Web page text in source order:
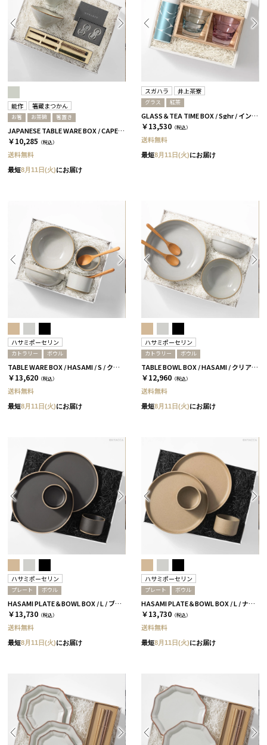
能作 箸蔵まつかん
お箸 お茶碗 箸置き
JAPANESE TABLE WARE BOX / CAPE / 茶碗+箸置き+箸 / 浅葱＆桜
￥10,285 （税込）
送料無料
最短8月11日(火)にお届け
スガハラ 井上茶寮
グラス 紅茶
GLASS＆TEA TIME BOX / Sghr / インディゴ＆ワインレッド
￥13,530 （税込）
送料無料
最短8月11日(火)にお届け
ハサミポーセリン
カトラリー ボウル
TABLE WARE BOX / HASAMI / S / クリア［ハサミポーセリン］
￥13,620 （税込）
送料無料
最短8月11日(火)にお届け
ハサミポーセリン
カトラリー ボウル
TABLE BOWL BOX / HASAMI / クリア［ハサミポーセリン］
￥12,960 （税込）
送料無料
最短8月11日(火)にお届け
ハサミポーセリン
プレート ボウル
HASAMI PLATE＆BOWL BOX / L / ブラック［ハサミポーセリン］
￥13,730 （税込）
送料無料
最短8月11日(火)にお届け
ハサミポーセリン
プレート ボウル
HASAMI PLATE＆BOWL BOX / L / ナチュラル［ハサミポーセリン］
￥13,730 （税込）
送料無料
最短8月11日(火)にお届け